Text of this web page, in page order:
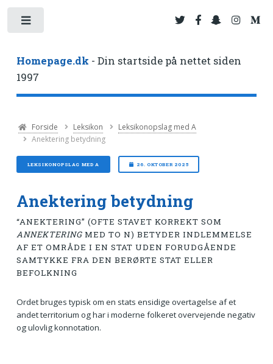
Homepage.dk - Din startside på nettet siden
1997
Forside Leksikon
Leksikonopslag med A
Anektering betydning
LEKSIKONOPSLAG MED A 26. OKTOBER 2025
Anektering betydning
“ANEKTERING” (OFTE STAVET KORREKT SOM
ANNEKTERINGMED TO N) BETYDER INDLEMMELSE
AF ET OMRÅDE I EN STAT UDEN FORUDGÅENDE
SAMTYKKE FRA DEN BERØRTE STAT ELLER
BEFOLKNING
Ordet bruges typisk om en stats ensidige overtagelse af et
andet territorium og har i moderne folkeret overvejende negativ
og ulovlig konnotation.